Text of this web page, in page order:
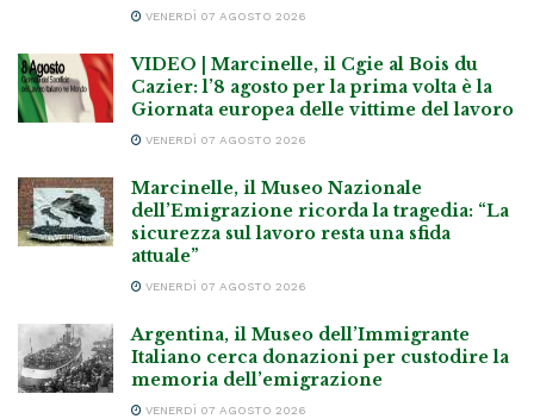
VENERDÌ 07 AGOSTO 2026
VIDEO | Marcinelle, il Cgie al Bois du
Cazier: l’8 agosto per la prima volta è la
Giornata europea delle vittime del lavoro
VENERDÌ 07 AGOSTO 2026
Marcinelle, il Museo Nazionale
dell’Emigrazione ricorda la tragedia: “La
sicurezza sul lavoro resta una sfida
attuale”
VENERDÌ 07 AGOSTO 2026
Argentina, il Museo dell’Immigrante
Italiano cerca donazioni per custodire la
memoria dell’emigrazione
VENERDÌ 07 AGOSTO 2026